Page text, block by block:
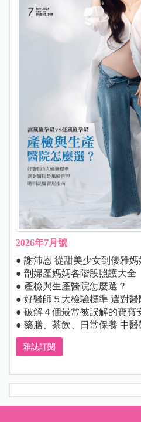
2026年7月號
● 謝沛恩 從甜美少女到優雅媽
● 剖婦產媽媽各階段照護大全
● 產檢與生產醫院怎麼選？
● 好醫師５大檢驗標準 選對
● 破解４個最常被誤解的寶寶
● 藥膳、茶飲、日常保養 中
雜誌訂閱